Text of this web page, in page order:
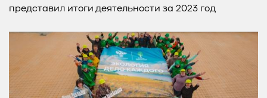
представил итоги деятельности за 2023 год